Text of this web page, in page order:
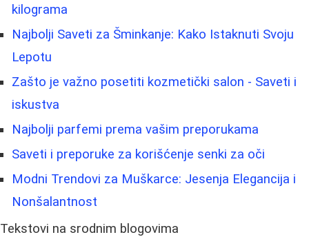
kilograma
Najbolji Saveti za Šminkanje: Kako Istaknuti Svoju
Lepotu
Zašto je važno posetiti kozmetički salon - Saveti i
iskustva
Najbolji parfemi prema vašim preporukama
Saveti i preporuke za korišćenje senki za oči
Modni Trendovi za Muškarce: Jesenja Elegancija i
Nonšalantnost
Tekstovi na srodnim blogovima